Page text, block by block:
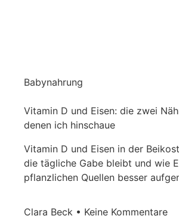
Babynahrung
Vitamin D und Eisen: die zwei
denen ich hinschaue
Vitamin D und Eisen in der
die tägliche Gabe bleibt und wie
pflanzlichen Quellen besser
Clara Beck Keine Kommentare